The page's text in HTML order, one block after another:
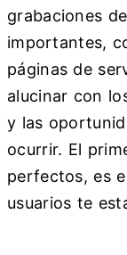
grabaciones
importantes,
páginas de
alucinar con
y las
ocurrir. El
perfectos, es
usuarios te